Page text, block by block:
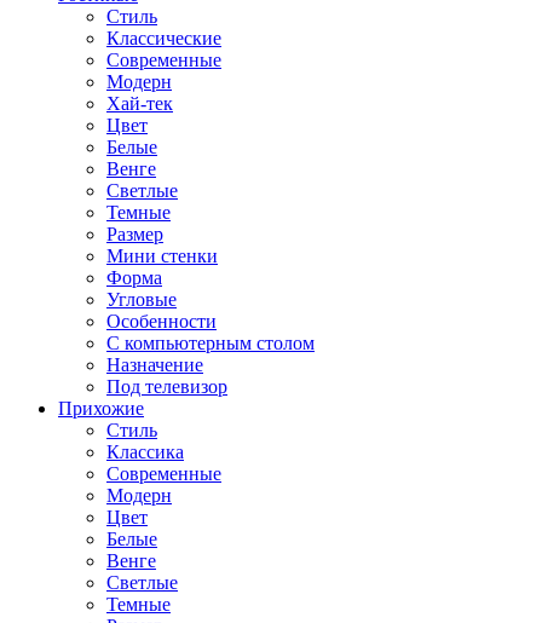
Стиль
Классические
Современные
Модерн
Хай-тек
Цвет
Белые
Венге
Светлые
Темные
Размер
Мини стенки
Форма
Угловые
Особенности
С компьютерным столом
Назначение
Под телевизор
Прихожие
Стиль
Классика
Современные
Модерн
Цвет
Белые
Венге
Светлые
Темные